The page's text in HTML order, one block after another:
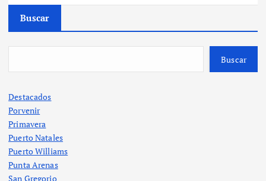
Buscar
Buscar
Destacados
Porvenir
Primavera
Puerto Natales
Puerto Williams
Punta Arenas
San Gregorio